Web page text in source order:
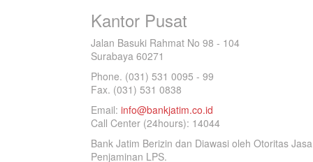
Kantor Pusat
Jalan Basuki Rahmat No 98 - 104
Surabaya 60271
Phone. (031) 531 0095 - 99
Fax. (031) 531 0838
Email: info@bankjatim.co.id
Call Center (24hours): 14044
Bank Jatim Berizin dan Diawasi oleh Otoritas
Penjaminan LPS.